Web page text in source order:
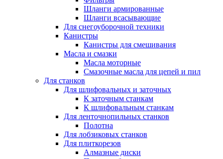
Шланги армированные
Шланги всасывающие
Для снегоуборочной техники
Канистры
Канистры для смешивания
Масла и смазки
Масла моторные
Смазочные масла для цепей и пил
Для станков
Для шлифовальных и заточных
К заточным станкам
К шлифовальным станкам
Для ленточнопильных станков
Полотна
Для лобзиковых станков
Для плиткорезов
Алмазные диски